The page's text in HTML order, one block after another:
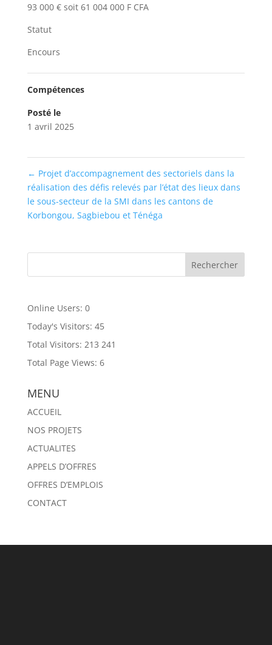
93 000 € soit 61 004 000 F CFA
Statut
Encours
Compétences
Posté le
1 avril 2025
← Projet d’accompagnement des sectoriels dans la
réalisation des défis relevés par l’état des lieux dans
le sous-secteur de la SMI dans les cantons de
Korbongou, Sagbiebou et Ténéga
Online Users: 0
Today's Visitors: 45
Total Visitors: 213 241
Total Page Views: 6
MENU
ACCUEIL
NOS PROJETS
ACTUALITES
APPELS D’OFFRES
OFFRES D’EMPLOIS
CONTACT